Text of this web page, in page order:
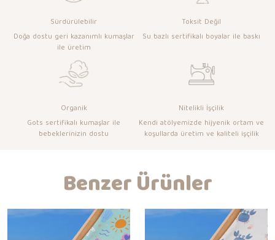
Sürdürülebilir
Doğa dostu geri kazanımlı kumaşlar
ile üretim
Toksit Değil
Su bazlı sertifikalı boyalar ile baskı
Organik
Gots sertifikalı kumaşlar ile
bebeklerinizin dostu
Nitelikli İşçilik
Kendi atölyemizde hijyenik ortam ve
koşullarda üretim ve kaliteli işçilik
Benzer Ürünler